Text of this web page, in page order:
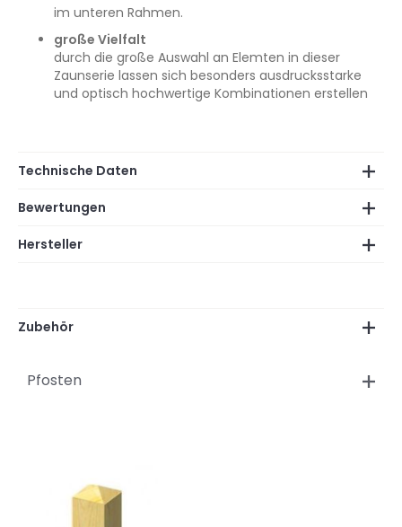
im unteren Rahmen.
große Vielfalt
durch die große Auswahl an Elemten in dieser
Zaunserie lassen sich besonders ausdrucksstarke
und optisch hochwertige Kombinationen erstellen
Technische Daten
Bewertungen
Hersteller
Zubehör
Pfosten